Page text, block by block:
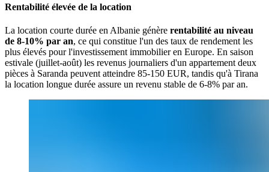
Rentabilité élevée de la location
La location courte durée en Albanie génère rentabilité au niveau
de 8-10% par an, ce qui constitue l'un des taux de rendement les
plus élevés pour l'investissement immobilier en Europe. En saison
estivale (juillet-août) les revenus journaliers d'un appartement deux
pièces à Saranda peuvent atteindre 85-150 EUR, tandis qu'à Tirana
la location longue durée assure un revenu stable de 6-8% par an.